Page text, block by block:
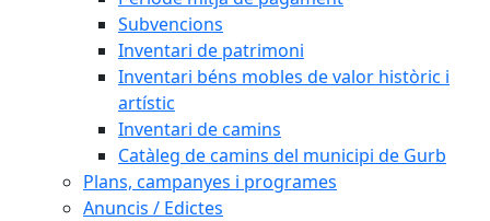
Subvencions
Inventari de patrimoni
Inventari béns mobles de valor històric i
artístic
Inventari de camins
Catàleg de camins del municipi de Gurb
Plans, campanyes i programes
Anuncis / Edictes